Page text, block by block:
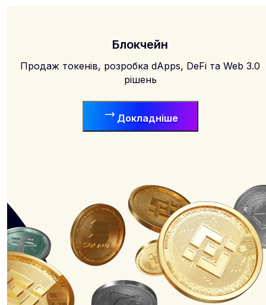
Блокчейн
Продаж токенів, розробка dApps, DeFi та Web 3.0
рішень
Докладніше